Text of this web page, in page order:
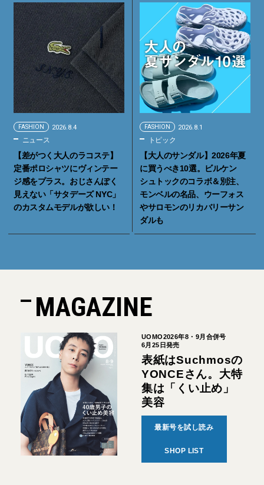
FASHION 2026.8.4
ニュース
【差がつく大人のラコステ】
定番ポロシャツにヴィンテー
ジ感をプラス。おじさんぽく
見えない「サタデーズ NYC」
のカスタムモデルが欲しい！
FASHION 2026.8.1
トピック
【大人のサンダル】2026年夏
に買うべき10選。ビルケン
シュトックのコラボ＆別注、
モンベルの名品、ウーフォス
やサロモンのリカバリーサン
ダルも
MAGAZINE
UOMO2026年8・9月合併号
6月25日発売
表紙はSuchmosの
YONCEさん。大特
集は「くい止め」
美容
最新号を試し読み
SHOP LIST